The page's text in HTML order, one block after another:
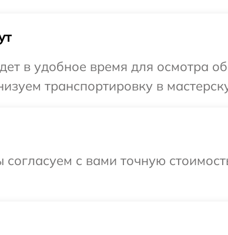
в удобное время для осмотра
транспортировку в
с вами точную